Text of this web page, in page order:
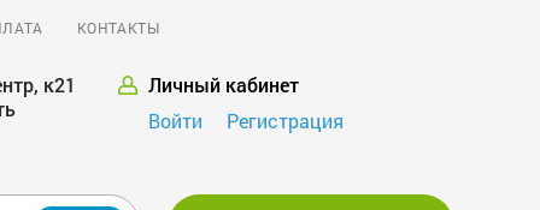
КОНТАКТЫ
к21
Личный кабинет
Войти
Регистрация